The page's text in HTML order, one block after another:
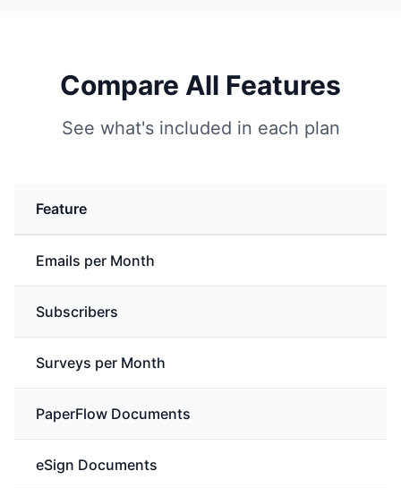
Compare All Features
See what's included in each plan
Feature
Emails per Month
Subscribers
Surveys per Month
PaperFlow Documents
eSign Documents